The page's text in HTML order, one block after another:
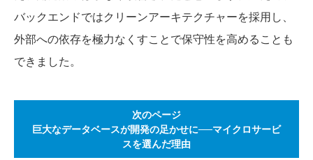
バックエンドではクリーンアーキテクチャーを採用し、
外部への依存を極力なくすことで保守性を高めることも
できました。
次のページ
巨大なデータベースが開発の足かせに──マイクロサービ
スを選んだ理由